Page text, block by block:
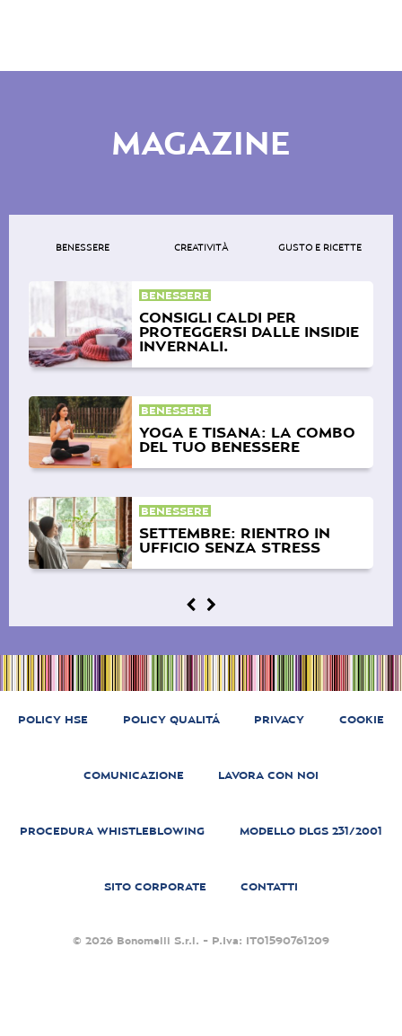
MAGAZINE
BENESSERE CREATIVITÀ GUSTO E RICETTE
BENESSERE
CONSIGLI CALDI PER
PROTEGGERSI DALLE INSIDIE
INVERNALI.
BENESSERE
YOGA E TISANA: LA COMBO
DEL TUO BENESSERE
BENESSERE
SETTEMBRE: RIENTRO IN
UFFICIO SENZA STRESS
POLICY HSE POLICY QUALITÁ PRIVACY COOKIE
COMUNICAZIONE LAVORA CON NOI
PROCEDURA WHISTLEBLOWING MODELLO DLGS 231/2001
SITO CORPORATE CONTATTI
© 2026 Bonomelli S.r.l. - P.Iva: IT01590761209